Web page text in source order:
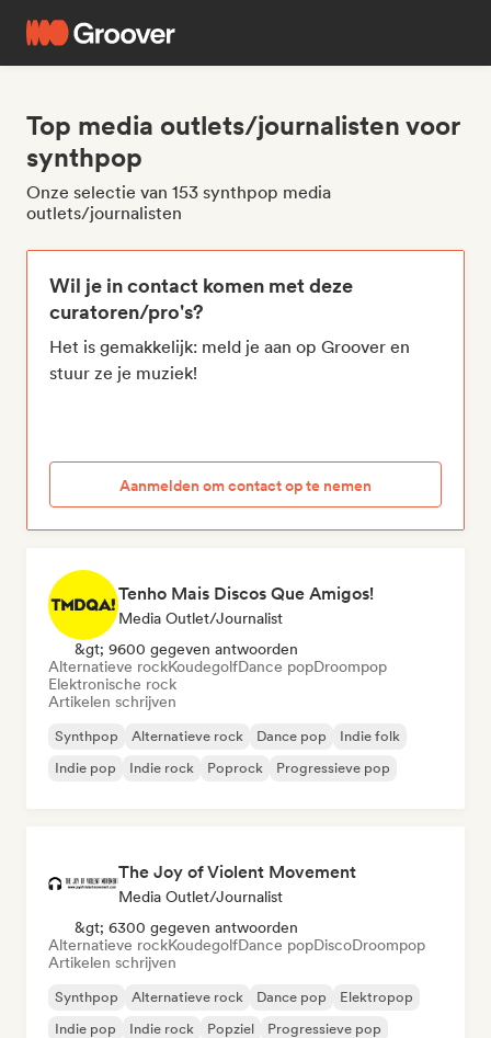
Top media outlets/journalisten voor
synthpop
Onze selectie van 153 synthpop media
outlets/journalisten
Wil je in contact komen met deze
curatoren/pro's?
Het is gemakkelijk: meld je aan op Groover en
stuur ze je muziek!
Aanmelden om contact op te nemen
Tenho Mais Discos Que Amigos!
Media Outlet/Journalist
&gt; 9600 gegeven antwoorden
Alternatieve rockKoudegolfDance popDroompop
Elektronische rock
Artikelen schrijven
Synthpop Alternatieve rock Dance pop
Indie folk
Indie pop
Indie rock Poprock Progressieve pop
The Joy of Violent Movement
Media Outlet/Journalist
&gt; 6300 gegeven antwoorden
Alternatieve rockKoudegolfDance popDiscoDroompop
Artikelen schrijven
Synthpop Alternatieve rock Dance pop
Elektropop
Indie pop
Indie rock Popziel Progressieve pop